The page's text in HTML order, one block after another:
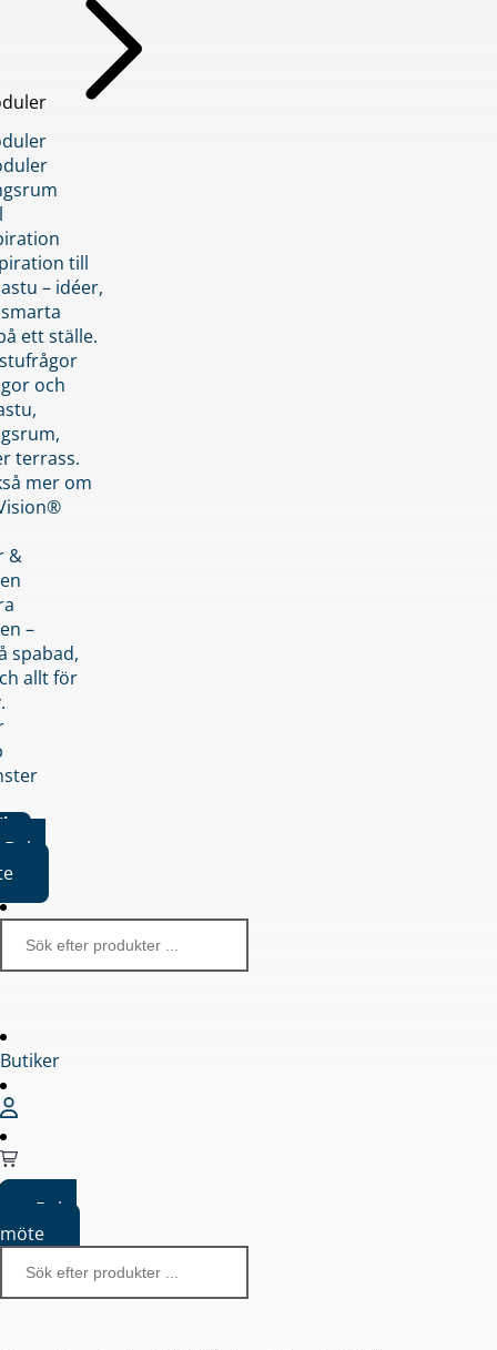
till
– idéer,
ett ställe.
och
terrass.
mer om
&
–
spabad,
allt för
Boka
Butiker
Boka
möte